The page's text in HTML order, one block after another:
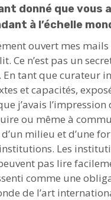
donné que vous
à l’échelle
ouvert mes
Ce n’est pas un
tant que curateur
et capacités,
j’avais l’impression
ou même à
milieu et d’une
Les
pas lire
comme une
de l’art